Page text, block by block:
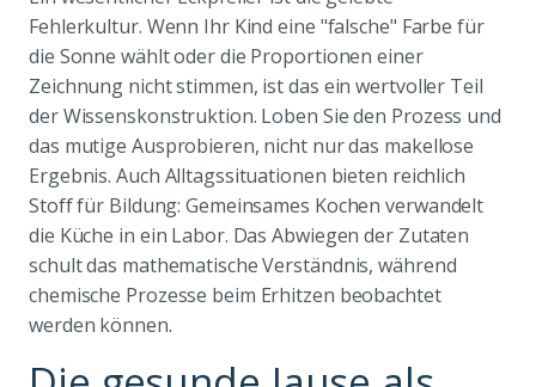
Fehlerkultur. Wenn Ihr Kind eine "falsche" Farbe für
die Sonne wählt oder die Proportionen einer
Zeichnung nicht stimmen, ist das ein wertvoller Teil
der Wissenskonstruktion. Loben Sie den Prozess und
das mutige Ausprobieren, nicht nur das makellose
Ergebnis. Auch Alltagssituationen bieten reichlich
Stoff für Bildung: Gemeinsames Kochen verwandelt
die Küche in ein Labor. Das Abwiegen der Zutaten
schult das mathematische Verständnis, während
chemische Prozesse beim Erhitzen beobachtet
werden können.